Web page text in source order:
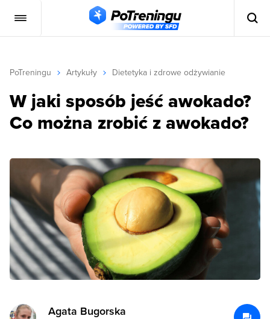
PoTreningu Artykuły Dietetyka i zdrowe odżywianie
W jaki sposób jeść awokado?
Co można zrobić z awokado?
Agata Bugorska